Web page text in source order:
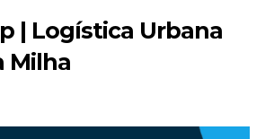
| Logística Urbana
Milha